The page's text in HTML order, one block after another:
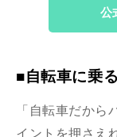
公
■自転車に乗
「自転車だから
イントを押さえ